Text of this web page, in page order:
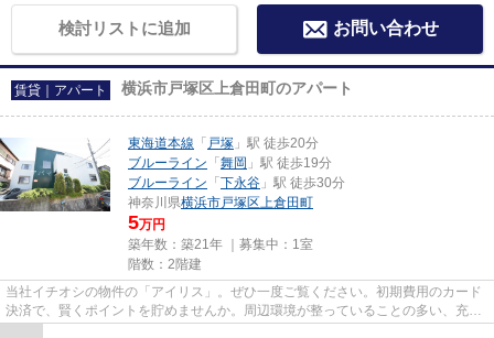
検討リストに追加 お問い合わせ
賃貸｜アパート 横浜市戸塚区上倉田町のアパート
東海道本線 「 戸塚 」駅 徒歩20分
ブルーライン 「 舞岡 」駅 徒歩19分
ブルーライン 「 下永谷 」駅 徒歩30分
神奈川県横浜市戸塚区上倉田町
5万円
築年数：築21年 ｜募集中： 1室
階数：2階建
当社イチオシの物件の「アイリス」。ぜひ一度ご覧ください。初期費用のカード
決済で、賢くポイントを貯めませんか。周辺環境が整っていることの多い、充実